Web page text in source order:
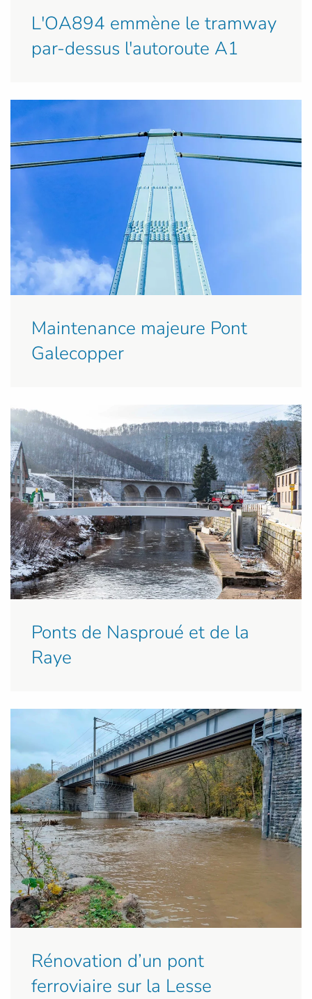
L'OA894 emmène le tramway
par-dessus l'autoroute A1
Maintenance majeure Pont
Galecopper
Ponts de Nasproué et de la
Raye
Rénovation d’un pont
ferroviaire sur la Lesse